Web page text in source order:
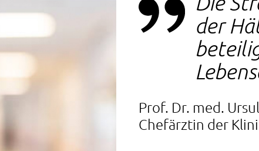
der
Prof. Dr. med.
Chefärztin der